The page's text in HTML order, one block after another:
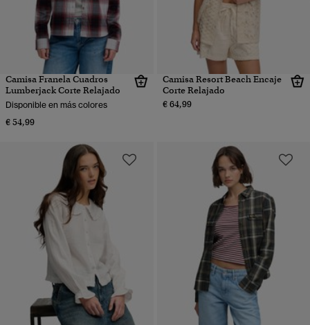
Camisa Franela Cuadros
Lumberjack Corte Relajado
Disponible en más colores
€ 54,99
Camisa Resort Beach Encaje
Corte Relajado
€ 64,99